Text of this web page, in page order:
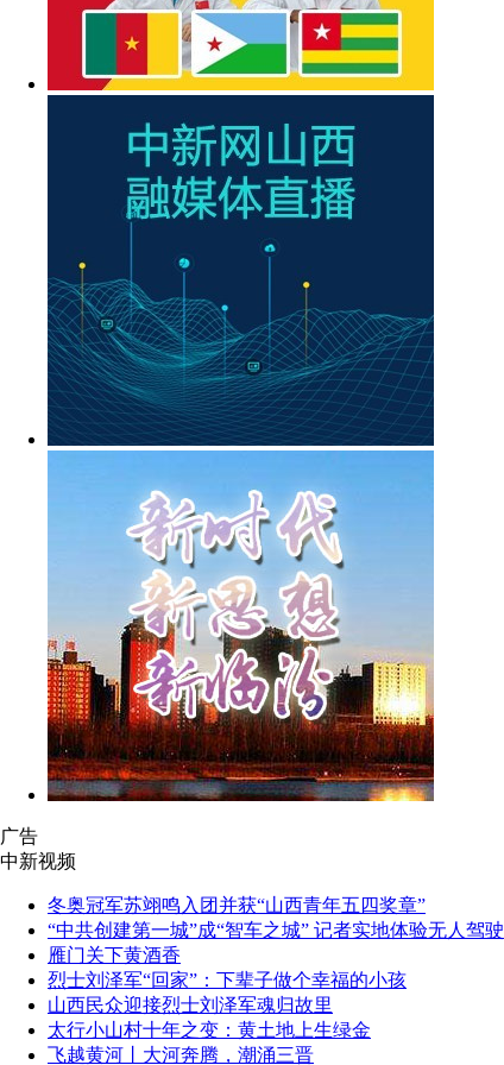
广告
中新视频
冬奥冠军苏翊鸣入团并获“山西青年五四奖章”
“中共创建第一城”成“智车之城” 记者实地体验无人驾驶
雁门关下黄酒香
烈士刘泽军“回家”：下辈子做个幸福的小孩
山西民众迎接烈士刘泽军魂归故里
太行小山村十年之变：黄土地上生绿金
飞越黄河丨大河奔腾，潮涌三晋